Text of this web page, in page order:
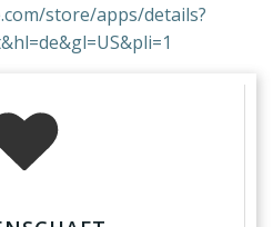
store/apps/details?